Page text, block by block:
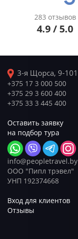
283 отзывов
4.9 / 5.0
3-я Щорса, 9-101
+375 17 3 000 500
+375 29 3 600 400
+375 33 3 445 400
Оставить заявку
на подбор тура
info@peopletravel.by
ООО "Пипл трэвел"
УНП 192374668
Вход для клиентов
Отзывы